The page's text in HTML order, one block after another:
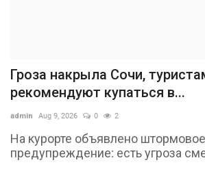
Гроза накрыла Сочи,
рекомендуют купаться в...
admin Aug 9, 2026 0 2
На курорте объявлено штормовое
предупреждение: есть угроза